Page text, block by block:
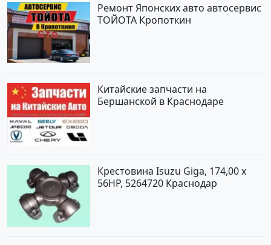
Ремонт Японских авто автосервис
ТОЙОТА Кропоткин
Китайские запчасти на
Бершанской в Краснодаре
Крестовина Isuzu Giga, 174,00 x
56HP, 5264720 Краснодар